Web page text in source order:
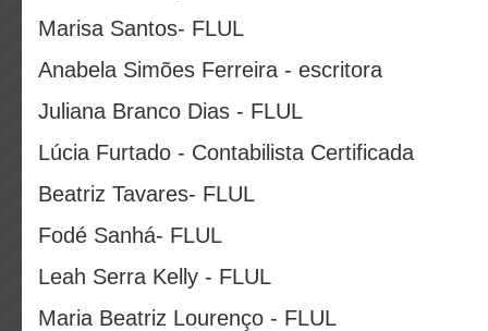
Marisa Santos- FLUL
Anabela Simões Ferreira - escritora
Juliana Branco Dias - FLUL
Lúcia Furtado - Contabilista Certificada
Beatriz Tavares- FLUL
Fodé Sanhá- FLUL
Leah Serra Kelly - FLUL
Maria Beatriz Lourenço - FLUL